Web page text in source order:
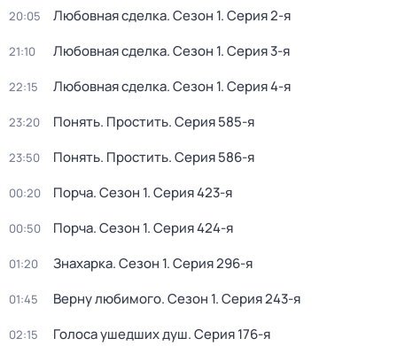
20:05 Любовная сделка. Сезон 1. Серия 2-я
21:10 Любовная сделка. Сезон 1. Серия 3-я
22:15 Любовная сделка. Сезон 1. Серия 4-я
23:20 Понять. Простить. Серия 585-я
23:50 Понять. Простить. Серия 586-я
00:20 Порча. Сезон 1. Серия 423-я
00:50 Порча. Сезон 1. Серия 424-я
01:20 Знaхaрка. Сезон 1. Серия 296-я
01:45 Bерну любимогo. Сезон 1. Серия 243-я
02:15 Голocа ушедших душ. Серия 176-я